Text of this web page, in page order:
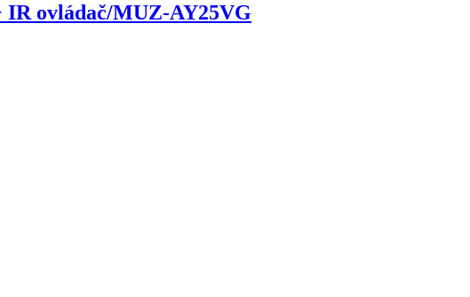
ovládač/MUZ-AY25VG